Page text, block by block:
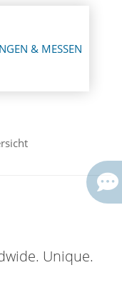
& MESSEN
Unique.